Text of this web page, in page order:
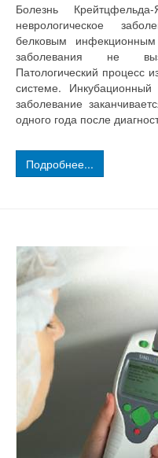
Болезнь
неврологическое
белковым
заболевания не
Патологический процесс
системе.
заболевание
одного года после
Подробнее...